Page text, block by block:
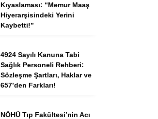
TikTok
Telegram
Kıyaslaması: “Memur Maaş
Hiyerarşisindeki Yerini
Kaybetti!”
4924 Sayılı Kanuna Tabi
Sağlık Personeli Rehberi:
Sözleşme Şartları, Haklar ve
657’den Farkları!
NÖHÜ Tıp Fakültesi’nin Acı